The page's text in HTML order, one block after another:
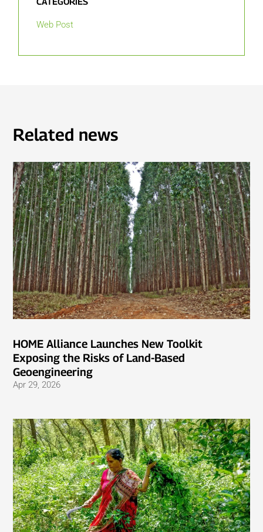
Web Post
Related news
HOME Alliance Launches New Toolkit
Exposing the Risks of Land-Based
Geoengineering
Apr 29, 2026